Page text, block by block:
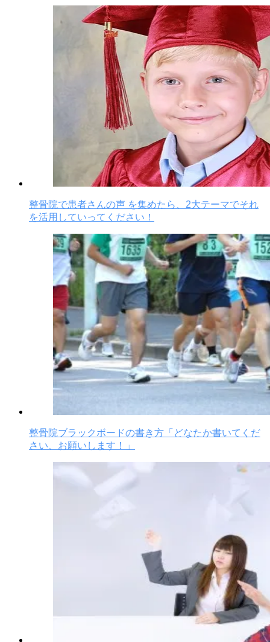
整骨院で患者さんの声 を集めたら、2大テーマでそれ
を活用していってください！
整骨院ブラックボードの書き方「どなたか書いてくだ
さい、お願いします！」